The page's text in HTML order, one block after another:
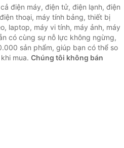
điện máy, điện tử, điện lạnh, điện
thoại, máy tính bảng, thiết bị
laptop, máy vi tính, máy ảnh, máy
có cùng sự nỗ lực không ngừng,
sản phẩm, giúp bạn có thể so
mua. Chúng tôi không bán